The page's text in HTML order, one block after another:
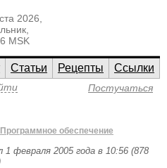
2026,
MSK
Статьи Рецепты
Ссылки
Постучаться
Программное обеспечение
1 февраля 2005 года в 10:56 (878